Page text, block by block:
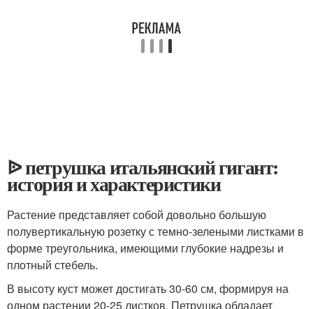
ᐉ петрушка итальянский гигант:
история и характеристики
Растение представляет собой довольно большую
полувертикальную розетку с темно-зелеными листками в
форме треугольника, имеющими глубокие надрезы и
плотный стебель.
В высоту куст может достигать 30-60 см, формируя на
одном растении 20-25 листков. Петрушка обладает